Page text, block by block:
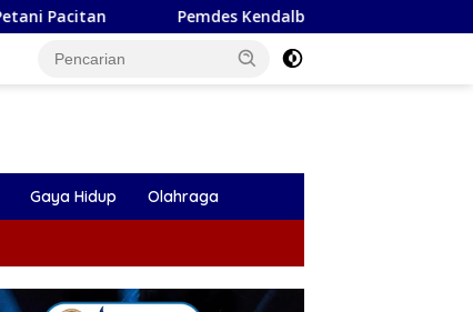
Pemdes Kendalbulur Lantik Dua Perangkat Desa, Kades:
Gaya Hidup Olahraga